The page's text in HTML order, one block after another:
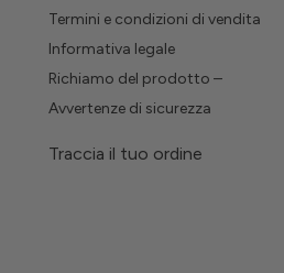
Termini e condizioni di vendita
Informativa legale
Richiamo del prodotto –
Avvertenze di sicurezza
Traccia il tuo ordine